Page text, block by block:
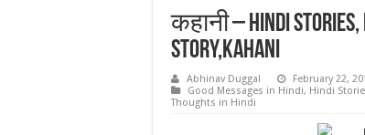
कहानी – Hindi
Story,Kahani
Abhinav Duggal
February 22,
Good Messages in Hindi, Hindi
Thoughts in Hindi